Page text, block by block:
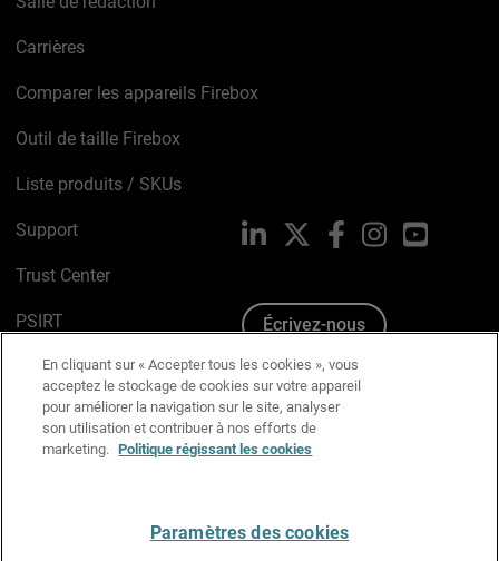
Carrières
Comparer les appareils Firebox
Outil de taille Firebox
Liste produits / SKUs
Support
Trust Center
PSIRT
Avis sur les cookies
Politique de confidentialité
Charte Graphique
LinkedIn FacebookInstagramYouTube
Écrivez-nous
En cliquant sur « Accepter tous les cookies », vous
acceptez le stockage de cookies sur votre appareil
pour améliorer la navigation sur le site, analyser
son utilisation et contribuer à nos efforts de
marketing. Politique régissant les cookies
Paramètres des cookies